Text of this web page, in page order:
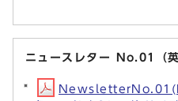
ニュースレター No.01（英